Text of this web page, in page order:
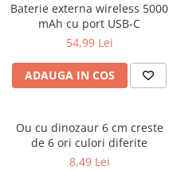
Cărți
Cărți pentru copii
Cărți ilustrate și interactive
Materiale educaționale
Benzi desenate
Baterie externa wireless 5000
mAh cu port USB-C
54,99 Lei
ADAUGA IN COS
Ou cu dinozaur 6 cm creste
de 6 ori culori diferite
8,49 Lei